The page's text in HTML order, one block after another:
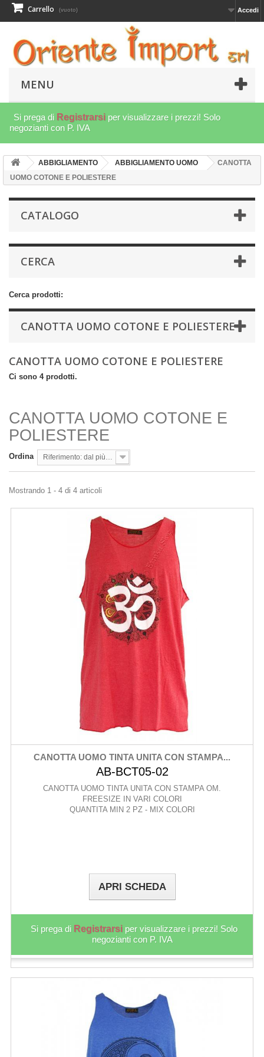
Accedi
Carrello (vuoto)
MENU
Si prega di Registrarsi per visualizzare i prezzi! Solo
negozianti con P. IVA
ABBIGLIAMENTO ABBIGLIAMENTO UOMO
CANOTTA
UOMO COTONE E POLIESTERE
CATALOGO
CERCA
Cerca prodotti:
CANOTTA UOMO COTONE E POLIESTERE
CANOTTA UOMO COTONE E POLIESTERE
Ci sono 4 prodotti.
CANOTTA UOMO COTONE E
POLIESTERE
Ordina
Mostrando 1 - 4 di 4 articoli
CANOTTA UOMO TINTA UNITA CON STAMPA...
AB-BCT05-02
CANOTTA UOMO TINTA UNITA CON STAMPA OM.
FREESIZE IN VARI COLORI
QUANTITA MIN 2 PZ - MIX COLORI
APRI SCHEDA
Si prega di Registrarsi per visualizzare i prezzi! Solo
negozianti con P. IVA